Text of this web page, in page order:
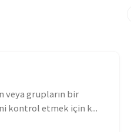
veya grupların bir
kontrol etmek için k...